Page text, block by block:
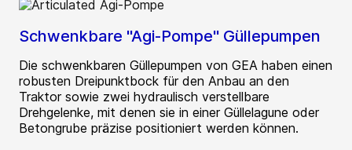
Schwenkbare "Agi-Pompe" Güllepumpen
Die schwenkbaren Güllepumpen von GEA haben einen
robusten Dreipunktbock für den Anbau an den
Traktor sowie zwei hydraulisch verstellbare
Drehgelenke, mit denen sie in einer Güllelagune oder
Betongrube präzise positioniert werden können.